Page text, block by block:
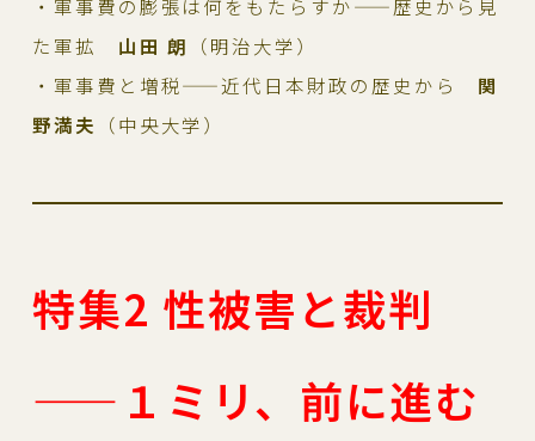
・軍事費の膨張は何をもたらすか——歴史から見
た軍拡 山田 朗
（明治大学）
・軍事費と増税——近代日本財政の歴史から 関
野満夫
（中央大学）
特集2 性被害と裁判
——１ミリ、前に進む